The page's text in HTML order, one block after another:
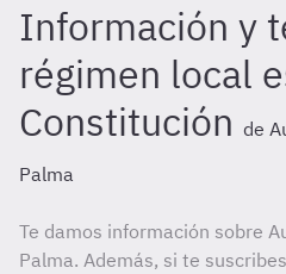
Información y
régimen local
Constitución de
Palma
Te damos información sobre
Palma. Además, si te